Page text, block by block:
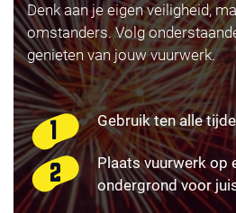
Denk aan je eigen veiligheid,
omstanders. Volg
genieten van jouw vuurwerk.
Gebruik ten alle
Plaats vuurwerk op
ondergrond voor